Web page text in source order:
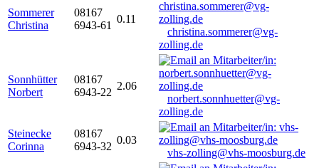
Sommerer
Christina
08167
6943-61
0.11
christina.sommerer@vg-
zolling.de
Sonnhütter
Norbert
08167
6943-22
2.06
norbert.sonnhuetter@vg-
zolling.de
Steinecke
Corinna
08167
6943-32
0.03
vhs-zolling@vhs-moosburg.de